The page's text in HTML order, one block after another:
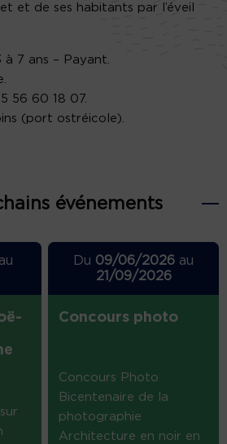
et de ses habitants par l’éveil
7 ans – Payant.
56 60 18 07.
(port ostréicole).
événements
Du 09/06/2026 au
21/09/2026
Concours photo
Concours Photo
Bicentenaire de la
photographie
Architecture en noir en